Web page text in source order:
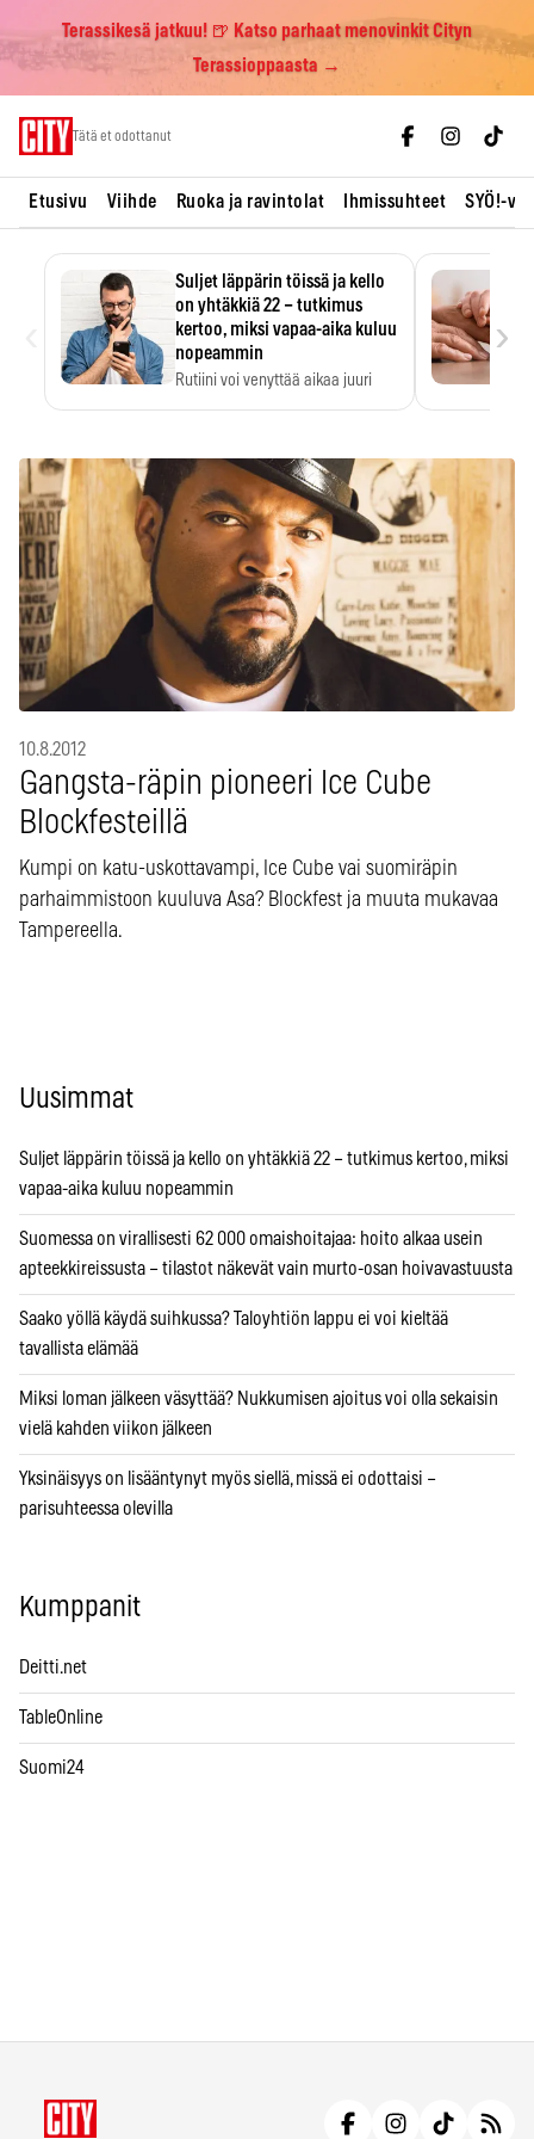
Terassikesä jatkuu! 🍺 Katso parhaat menovinkit Cityn
Terassioppaasta →
Tätä et odottanut
Etusivu Viihde Ruoka ja ravintolat Ihmissuhteet SYÖ!-
Suljet läppärin töissä ja kello
on yhtäkkiä 22 – tutkimus
kertoo, miksi vapaa-aika kuluu
nopeammin
Rutiini voi venyttää aikaa juuri
›
10.8.2012
Gangsta-räpin pioneeri Ice Cube
Blockfesteillä
Kumpi on katu-uskottavampi, Ice Cube vai suomiräpin
parhaimmistoon kuuluva Asa? Blockfest ja muuta mukavaa
Tampereella.
Uusimmat
Suljet läppärin töissä ja kello on yhtäkkiä 22 – tutkimus kertoo, miksi
vapaa-aika kuluu nopeammin
Suomessa on virallisesti 62 000 omaishoitajaa: hoito alkaa usein
apteekkireissusta – tilastot näkevät vain murto-osan hoivavastuusta
Saako yöllä käydä suihkussa? Taloyhtiön lappu ei voi kieltää
tavallista elämää
Miksi loman jälkeen väsyttää? Nukkumisen ajoitus voi olla sekaisin
vielä kahden viikon jälkeen
Yksinäisyys on lisääntynyt myös siellä, missä ei odottaisi –
parisuhteessa olevilla
Kumppanit
Deitti.net
TableOnline
Suomi24